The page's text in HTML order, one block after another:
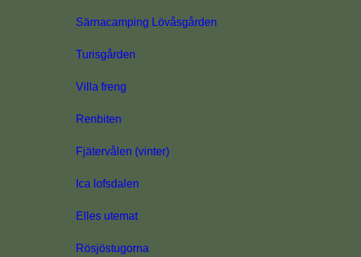
Särnacamping Lövåsgården
Turisgården
Villa freng
Renbiten
Fjätervålen (vinter)
Ica lofsdalen
Elles utemat
Rösjöstugorna